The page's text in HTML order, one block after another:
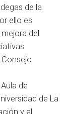
de la
ello es
del
de
de La
y el